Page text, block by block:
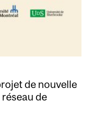
de nouvelle
de